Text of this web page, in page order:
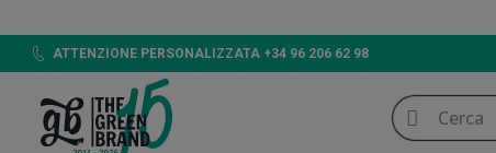
LED 720W
ATTENZIONE PERSONALIZZATA +34 96 206 62 98